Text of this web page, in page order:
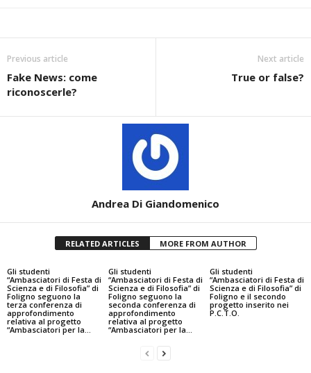
Previous article
Fake News: come
riconoscerle?
Next article
True or false?
Andrea Di Giandomenico
RELATED ARTICLES MORE FROM AUTHOR
Gli studenti
“Ambasciatori di Festa di
Scienza e di Filosofia” di
Foligno seguono la
terza conferenza di
approfondimento
relativa al progetto
“Ambasciatori per la...
Gli studenti
“Ambasciatori di Festa di
Scienza e di Filosofia” di
Foligno seguono la
seconda conferenza di
approfondimento
relativa al progetto
“Ambasciatori per la...
Gli studenti
“Ambasciatori di Festa di
Scienza e di Filosofia” di
Foligno e il secondo
progetto inserito nei
P.C.T.O.